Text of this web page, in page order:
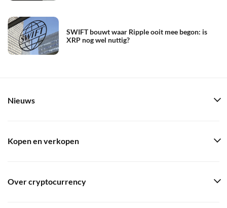
SWIFT bouwt waar Ripple ooit mee begon: is
XRP nog wel nuttig?
Nieuws
Kopen en verkopen
Over cryptocurrency